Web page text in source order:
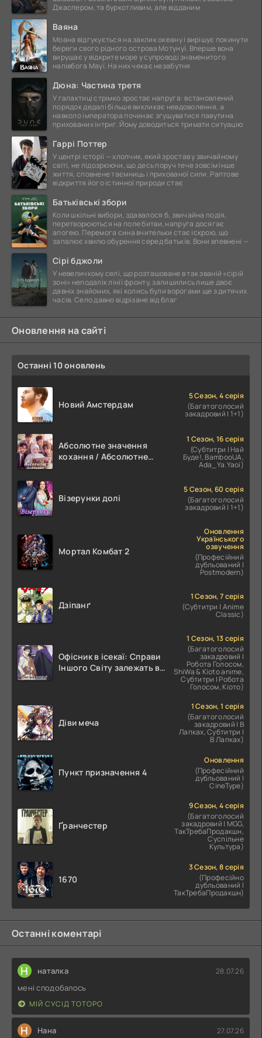
Джаспером, та буркотливим, але відданим
Ваяна
Моана відгукується на заклик океану і вирішує покинути
береги свого рідного острова Мотунуї. Вперше вона
вирушає у відкрите море у супроводі знаменитого
напівбога Мауї. На них чекає незабутня
Дюна: Частина третя
У галактиці стрімко зростає напруга: встановлений
порядок дедалі більше викликає невдоволення, а
навколо імператора починає згущуватися павутина
прихованих інтриг. Йому доводиться тримати ситуацію
Гаррі Поттер
У центрі історії — хлопчик, який зростав у звичайному
світі, не підозрюючи, що десь поруч тече зовсім інше
життя, сповнене таємниць і прихованої сили. Раптове
відкриття його істинної природи стає
Батьківські збори
Коли шкільні вибори, здавалося б, звичайна подія,
перетворюються на поле битви, напруга досягає
апогею. Перемога сина вчительки стає іскрою, що
запалює хвилю обурення серед батьків. Вони впевнені —
Сірі бджоли
У невеличкому селі, що розташоване в так званій «сірій
зоні» неподалік лінії фронту, залишились лише двоє
давніх знайомих, які колись були ворогами ще з дитячих
часів. Село давно відрізане від благ
Оновлення на сайті
Останні 10 оновлень
Новий Амстердам
5 Сезон, 4 серія
(Багатоголосий
закадровий | 1+1)
Абсолютне значення
кохання / Абсолютне
1 Сезон, 16 серія
(Субтитри | Най
Буде!, BambooUA,
Ada_Ya.Yaoi)
Візерунки долі
5 Сезон, 60 серія
(Багатоголосий
закадровий | 1+1)
Мортал Комбат 2
Оновлення
Українського
озвучення
(Професійний
дубльований |
Postmodern)
Дзіпанґ
1 Сезон, 7 серія
(Субтитри | Anime
Classic)
Офісник в ісекаї: Справи
Іншого Світу залежать від
1 Сезон, 13 серія
(Багатоголосий
закадровий |
Робота Голосом,
ShiWa & Kioto anime,
Субтитри | Робота
Голосом, Кіото)
Діви меча
1 Сезон, 1 серія
(Багатоголосий
закадровий | В
Лапках, Субтитри |
В Лапках)
Пункт призначення 4
Оновлення
(Професійний
дубльований |
CineType)
Ґранчестер
9 Сезон, 4 серія
(Багатоголосий
закадровий | MGG,
ТакТребаПродакшн,
Суспільне
Культура)
1670
3 Сезон, 8 серія
(Професійно
дубльований |
ТакТребаПродакшн)
Останні коментарі
Н наталка 28.07.26
мені сподобалось
МІЙ СУСІД ТОТОРО
Н Нана 27.07.26